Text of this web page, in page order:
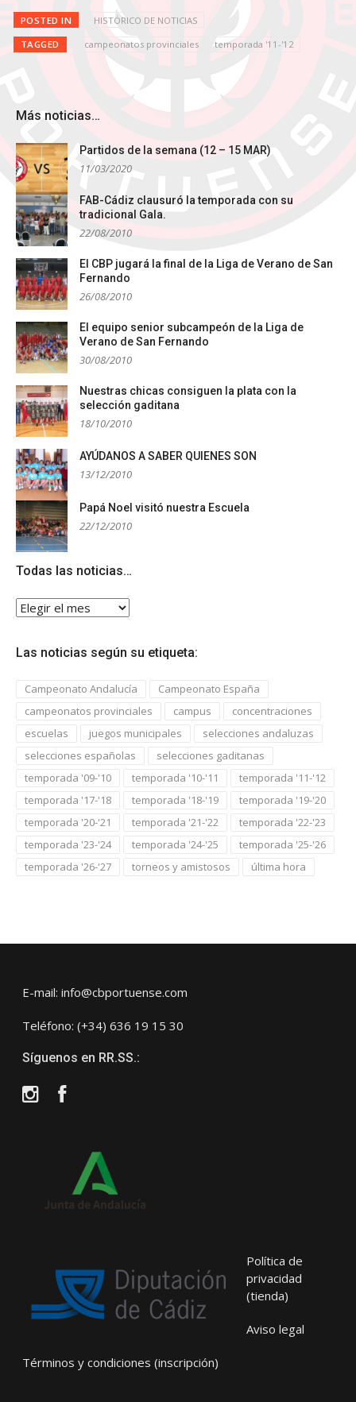
POSTED IN HISTÓRICO DE NOTICIAS
TAGGED campeonatos provinciales temporada '11-'12
Más noticias…
Partidos de la semana (12 – 15 MAR)
11/03/2020
FAB-Cádiz clausuró la temporada con su
tradicional Gala.
22/08/2010
El CBP jugará la final de la Liga de Verano de San
Fernando
26/08/2010
El equipo senior subcampeón de la Liga de
Verano de San Fernando
30/08/2010
Nuestras chicas consiguen la plata con la
selección gaditana
18/10/2010
AYÚDANOS A SABER QUIENES SON
13/12/2010
Papá Noel visitó nuestra Escuela
22/12/2010
Todas las noticias…
Todas
Las noticias según su etiqueta:
Campeonato Andalucía
Campeonato España
campeonatos provinciales
campus
concentraciones
escuelas
juegos municipales
selecciones andaluzas
selecciones españolas
selecciones gaditanas
temporada '09-'10
temporada '10-'11
temporada '11-'12
temporada '17-'18
temporada '18-'19
temporada '19-'20
temporada '20-'21
temporada '21-'22
temporada '22-'23
temporada '23-'24
temporada '24-'25
temporada '25-'26
temporada '26-'27
torneos y amistosos última hora
E-mail: info@cbportuense.com
Teléfono: (+34) 636 19 15 30
Síguenos en RR.SS.:
InstagramFacebook
Política de
privacidad
(tienda)
Aviso legal
Términos y condiciones (inscripción)